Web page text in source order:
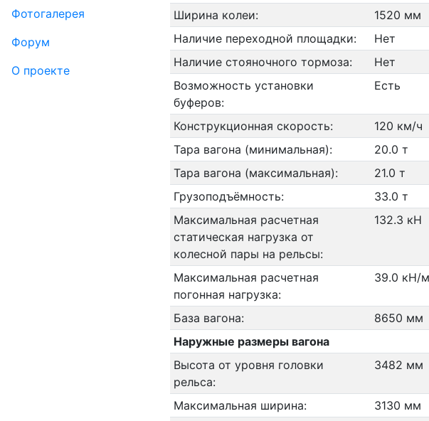
Фо­то­га­ле­рея
Форум
О проекте
Ширина колеи:
1520 мм
Наличие переходной площадки:
Нет
Наличие стояночного тормоза:
Нет
Возможность установки
буферов:
Есть
Конструкционная скорость:
120 км/ч
Тара вагона (минимальная):
20.0 т
Тара вагона (максимальная):
21.0 т
Грузоподъёмность:
33.0 т
Максимальная расчетная
статическая нагрузка от
колесной пары на рельсы:
132.3 кН
Максимальная расчетная
погонная нагрузка:
39.0 кН/м
База вагона:
8650 мм
Наружные размеры вагона
Высота от уровня головки
рельса:
3482 мм
Максимальная ширина:
3130 мм